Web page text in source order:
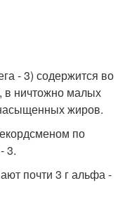
- 3) содержится во
в ничтожно малых
жиров.
по
3.
почти 3 г альфа -